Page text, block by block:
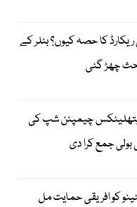
ریکارڈ کا حصہ کیوں؟ بٹلر کے
بحث چھڑ گئی
2029 ورلڈ ایتھلیٹکس چیمپئن شپ کی
جمع کرا دی
کو افریقی حمایت مل